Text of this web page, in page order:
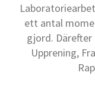
ett antal
gjord.
Upprening,